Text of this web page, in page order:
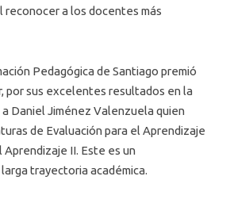
reconocer a los docentes más
Pedagógica de Santiago premió
por sus excelentes resultados en la
Daniel Jiménez Valenzuela quien
de Evaluación para el Aprendizaje
Aprendizaje II. Este es un
trayectoria académica.